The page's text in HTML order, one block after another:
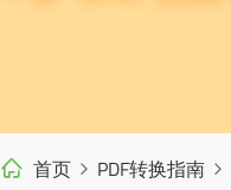
首页 PDF转换指南